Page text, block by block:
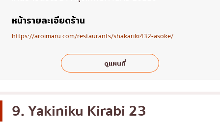
หน้ารายละเอียดร้าน
https://aroimaru.com/restaurants/shakariki432-asoke/
ดูแผนที่
9. Yakiniku Kirabi 23